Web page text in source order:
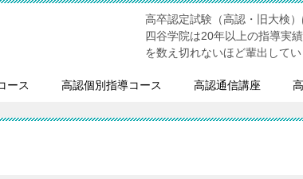
高卒認定試験（高認・旧大検
四谷学院は20年以上の指導実
を数え切れないほど輩出して
ース 高認個別指導コース 高認通信講座